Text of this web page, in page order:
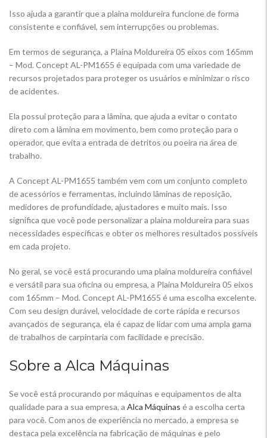
Isso ajuda a garantir que a plaina moldureira funcione de forma
consistente e confiável, sem interrupções ou problemas.
Em termos de segurança, a Plaina Moldureira 05 eixos com 165mm
– Mod. Concept AL-PM1655 é equipada com uma variedade de
recursos projetados para proteger os usuários e minimizar o risco
de acidentes.
Ela possui proteção para a lâmina, que ajuda a evitar o contato
direto com a lâmina em movimento, bem como proteção para o
operador, que evita a entrada de detritos ou poeira na área de
trabalho.
A Concept AL-PM1655 também vem com um conjunto completo
de acessórios e ferramentas, incluindo lâminas de reposição,
medidores de profundidade, ajustadores e muito mais. Isso
significa que você pode personalizar a plaina moldureira para suas
necessidades específicas e obter os melhores resultados possíveis
em cada projeto.
No geral, se você está procurando uma plaina moldureira confiável
e versátil para sua oficina ou empresa, a Plaina Moldureira 05 eixos
com 165mm – Mod. Concept AL-PM1655 é uma escolha excelente.
Com seu design durável, velocidade de corte rápida e recursos
avançados de segurança, ela é capaz de lidar com uma ampla gama
de trabalhos de carpintaria com facilidade e precisão.
Sobre a Alca Máquinas
Se você está procurando por máquinas e equipamentos de alta
qualidade para a sua empresa, a Alca Máquinas é a escolha certa
para você. Com anos de experiência no mercado, a empresa se
destaca pela excelência na fabricação de máquinas e pelo